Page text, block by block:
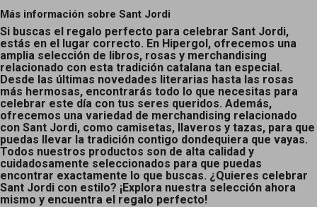
Más información sobre Sant Jordi
Si buscas el regalo perfecto para celebrar Sant Jordi,
estás en el lugar correcto. En Hipergol, ofrecemos una
amplia selección de libros, rosas y merchandising
relacionado con esta tradición catalana tan especial.
Desde las últimas novedades literarias hasta las rosas
más hermosas, encontrarás todo lo que necesitas para
celebrar este día con tus seres queridos. Además,
ofrecemos una variedad de merchandising relacionado
con Sant Jordi, como camisetas, llaveros y tazas, para que
puedas llevar la tradición contigo dondequiera que vayas.
Todos nuestros productos son de alta calidad y
cuidadosamente seleccionados para que puedas
encontrar exactamente lo que buscas. ¿Quieres celebrar
Sant Jordi con estilo? ¡Explora nuestra selección ahora
mismo y encuentra el regalo perfecto!